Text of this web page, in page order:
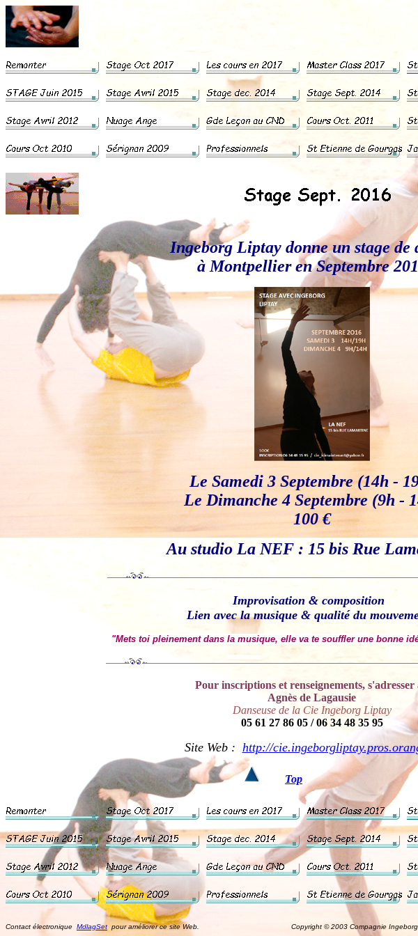
Ingeborg Liptay donne un stage de
à Montpellier en Septembre
Le Samedi 3 Septembre (14h -
Le Dimanche 4 Septembre (9h -
100 €
Au studio La NEF : 15 bis Rue
Improvisation & composition
Lien avec la musique & qualité du
"Mets toi pleinement dans la musique, elle va te souffler une bonne
Pour inscriptions et renseignements, s'adresser
Agnès de Lagausie
Danseuse de la Cie Ingeborg Liptay
05 61 27 86 05 / 06 34 48 35 95
Site Web : http://
Top
Contact électronique MdlagSet pour améliorer ce site Web. Copyright © 2003 Compagnie